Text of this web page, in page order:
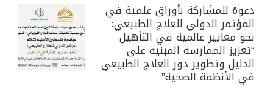
دعوة للمشاركة بأوراق علمية في
المؤتمر الدولي للعلاج الطبيعي:
نحو معايير عالمية في التأهيل
“تعزيز الممارسة المبنية على
الدليل وتطوير دور العلاج الطبيعي
في الأنظمة الصحية”